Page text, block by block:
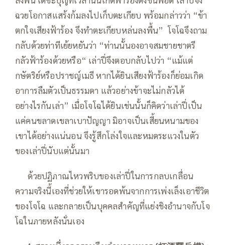
ฉวยโอกาสแสร้งก้มลงไปเก็บตะเกียบ พร้อมกล่าวว่า “ข้า
ตกใจเสียงฟ้าร้อง จึงทำตะเกียบหล่นลงพื้น” โจโฉจึงถาม
กลับด้วยท่าทีเย้ยหยันว่า “ท่านนั้นองอาจสมชายชาตรี
กลัวฟ้าร้องด้วยหรือ“ เล่าปี่จึงตอบกลับไปว่า “แม้แต่
กษัตริย์หรือปราชญ์เมธี หากได้ยินเสียงฟ้าร้องก็ย่อมเกิด
อาการลืมตัวเป็นธรรมดา แล้วอย่างข้าจะไม่กลัวได้
อย่างไรกันเล่า” เมื่อโจโฉได้ยินเช่นนั้นก็คิดว่าเล่าปี่เป็น
แค่คนขลาดเขลาเบาปัญญา มิอาจเป็นเสี้ยนหนามของ
เขาได้อย่างแน่นอน จึงรู้สึกโล่งใจและหมดระแวงในตัว
ของเล่าปี่นับแต่นั้นมา
—–ด้วยปฏิภาณไหวพริบของเล่าปี่ในการกลบเกลื่อน
ความจริงนี้เองที่ช่วยให้เขารอดพ้นจากการเพ่งเล็งเอาชีวิต
ของโจโฉ และกลายเป็นบุคคลสำคัญที่แย่งชิงอำนาจกับโจ
โฉในภายหลังนั่นเอง